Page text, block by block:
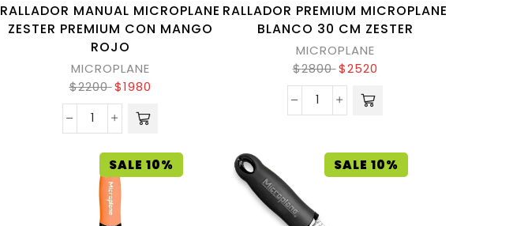
RALLADOR MANUAL MICROPLANE
ZESTER PREMIUM CON MANGO
ROJO
MICROPLANE
$2200 $1980
RALLADOR PREMIUM MICROPLANE
BLANCO 30 CM ZESTER
MICROPLANE
$2800 $2520
SALE 10% SALE 10%